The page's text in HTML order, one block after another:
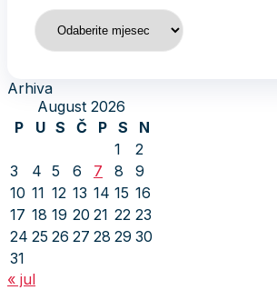
Arhiva
Arhiva
August 2026
P
U S Č P S
N
1
2
3
4 5 6 7 8
9
10 11 12 13 14 15 16
17 18 19 20 21 22 23
24 25 26 27 28 29 30
31
« jul